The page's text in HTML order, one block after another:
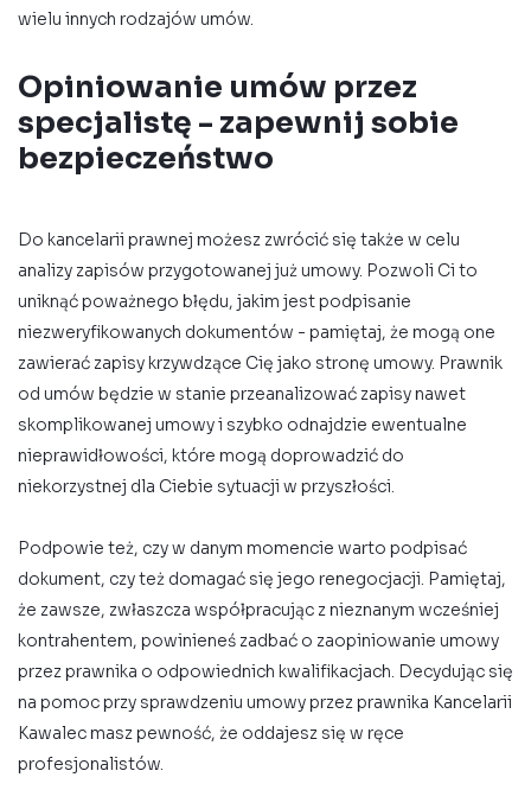
wielu innych rodzajów umów.
Opiniowanie umów przez
specjalistę - zapewnij sobie
bezpieczeństwo
Do kancelarii prawnej możesz zwrócić się także w celu
analizy zapisów przygotowanej już umowy. Pozwoli Ci to
uniknąć poważnego błędu, jakim jest podpisanie
niezweryfikowanych dokumentów - pamiętaj, że mogą one
zawierać zapisy krzywdzące Cię jako stronę umowy. Prawnik
od umów będzie w stanie przeanalizować zapisy nawet
skomplikowanej umowy i szybko odnajdzie ewentualne
nieprawidłowości, które mogą doprowadzić do
niekorzystnej dla Ciebie sytuacji w przyszłości.
Podpowie też, czy w danym momencie warto podpisać
dokument, czy też domagać się jego renegocjacji. Pamiętaj,
że zawsze, zwłaszcza współpracując z nieznanym wcześniej
kontrahentem, powinieneś zadbać o zaopiniowanie umowy
przez prawnika o odpowiednich kwalifikacjach. Decydując się
na pomoc przy sprawdzeniu umowy przez prawnika Kancelarii
Kawalec masz pewność, że oddajesz się w ręce
profesjonalistów.